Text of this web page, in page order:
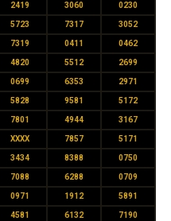
2419 3060 0230
5723 7317 3052
7319 0411 0462
4820 5512 2699
0699 6353 2971
5828 9581 5172
7801 4944 3167
XXXX 7857 5171
3434 8388 0750
7088 6288 0709
0971 1912 5891
4581 6132 7190